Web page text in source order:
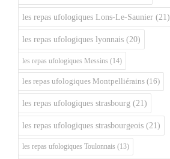
les repas ufologiques Lons-Le-Saunier (21)
les repas ufologiques lyonnais (20)
les repas ufologiques Messins (14)
les repas ufologiques Montpelliérains (16)
les repas ufologiques strasbourg (21)
les repas ufologiques strasbourgeois (21)
les repas ufologiques Toulonnais (13)